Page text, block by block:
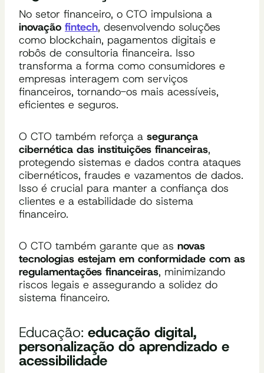
No setor financeiro, o CTO impulsiona a
inovação fintech, desenvolvendo soluções
como blockchain, pagamentos digitais e
robôs de consultoria financeira. Isso
transforma a forma como consumidores e
empresas interagem com serviços
financeiros, tornando-os mais acessíveis,
eficientes e seguros.
O CTO também reforça a segurança
cibernética das instituições financeiras,
protegendo sistemas e dados contra ataques
cibernéticos, fraudes e vazamentos de dados.
Isso é crucial para manter a confiança dos
clientes e a estabilidade do sistema
financeiro.
O CTO também garante que as novas
tecnologias estejam em conformidade com as
regulamentações financeiras, minimizando
riscos legais e assegurando a solidez do
sistema financeiro.
Educação: educação digital,
personalização do aprendizado e
acessibilidade